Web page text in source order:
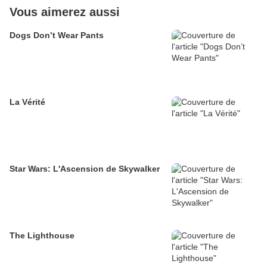
Vous aimerez aussi
Dogs Don’t Wear Pants
La Vérité
Star Wars: L'Ascension de Skywalker
The Lighthouse